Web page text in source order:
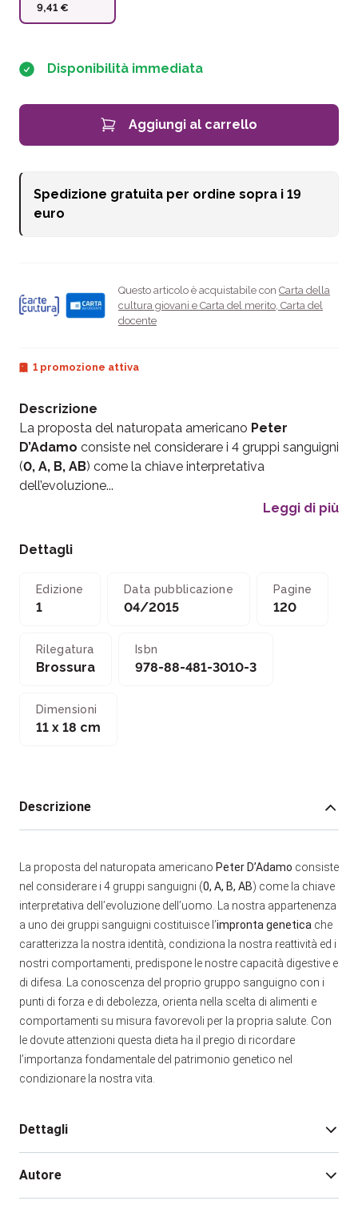
9,41 €
Disponibilità immediata
Aggiungi al carrello
Spedizione gratuita per ordine sopra i 19
euro
Questo articolo è acquistabile con Carta della
cultura giovani e Carta del merito, Carta del
docente
1 promozione attiva
Descrizione
La proposta del naturopata americano Peter
D’Adamo consiste nel considerare i 4 gruppi sanguigni
(0, A, B, AB) come la chiave interpretativa
dell’evoluzione...
Leggi di più
Dettagli
Edizione
1
Data pubblicazione
04/2015
Pagine
120
Rilegatura
Brossura
Isbn
978-88-481-3010-3
Dimensioni
11 x 18 cm
Descrizione
La proposta del naturopata americano Peter D’Adamo consiste
nel considerare i 4 gruppi sanguigni (0, A, B, AB) come la chiave
interpretativa dell’evoluzione dell’uomo. La nostra appartenenza
a uno dei gruppi sanguigni costituisce l’impronta genetica che
caratterizza la nostra identità, condiziona la nostra reattività ed i
nostri comportamenti, predispone le nostre capacità digestive e
di difesa. La conoscenza del proprio gruppo sanguigno con i
punti di forza e di debolezza, orienta nella scelta di alimenti e
comportamenti su misura favorevoli per la propria salute. Con
le dovute attenzioni questa dieta ha il pregio di ricordare
l’importanza fondamentale del patrimonio genetico nel
condizionare la nostra vita.
Dettagli
Autore